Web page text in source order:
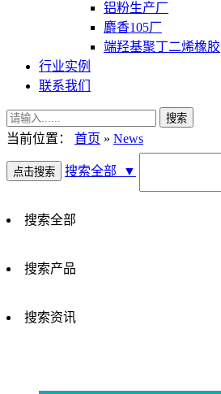
铝粉生产厂
麝香105厂
端羟基聚丁二烯橡胶
行业实例
联系我们
当前位置： 首页 » News
搜索全部 ▼
搜索全部
搜索产品
搜索资讯